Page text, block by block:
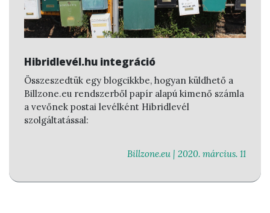
Hibridlevél.hu integráció
Összeszedtük egy blogcikkbe, hogyan küldhető a
Billzone.eu rendszerből papír alapú kimenő számla
a vevőnek postai levélként Hibridlevél
szolgáltatással:
Billzone.eu | 2020. március. 11